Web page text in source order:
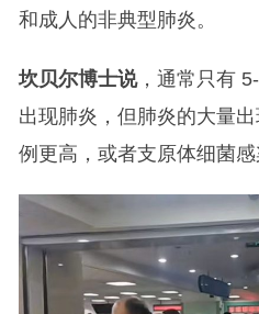
和成人的非典型肺炎。
坎贝尔博士说，通常只有
出现肺炎，但肺炎的大量
例更高，或者支原体细菌感